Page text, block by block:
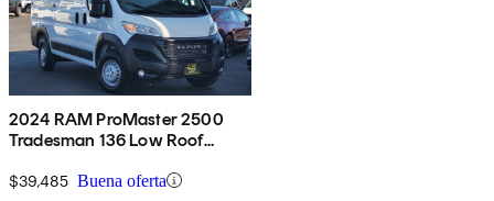
2024 RAM ProMaster 2500
Tradesman 136 Low Roof
Seat FWD
$39,485 Buena oferta